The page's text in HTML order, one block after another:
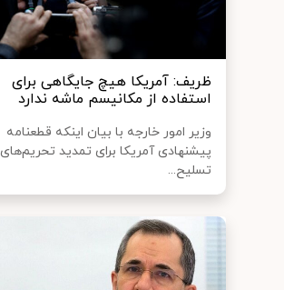
ظریف: آمریکا هیچ جایگاهی برای
استفاده از مکانیسم ماشه ندارد
وزیر امور خارجه با بیان اینکه قطعنامه
پیشنهادی آمریکا برای تمدید تحریم‌های
تسلیح...